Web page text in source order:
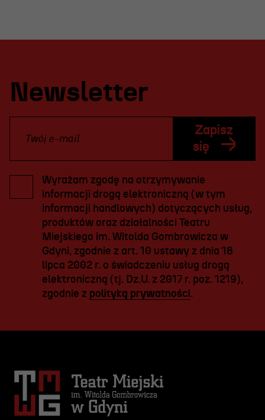
Newsletter
Zapisz
się
Wyrażam zgodę na otrzymywanie
informacji drogą elektroniczną (w tym
informacji handlowych) dotyczących usług,
produktów oraz działalności Teatru
Miejskiego im. Witolda Gombrowicza w
Gdyni, zgodnie z art. 10 ustawy z dnia 18
lipca 2002 r. o świadczeniu usług drogą
elektroniczną (tj. Dz.U. z 2017 r. poz. 1219),
zgodnie z polityką prywatności.